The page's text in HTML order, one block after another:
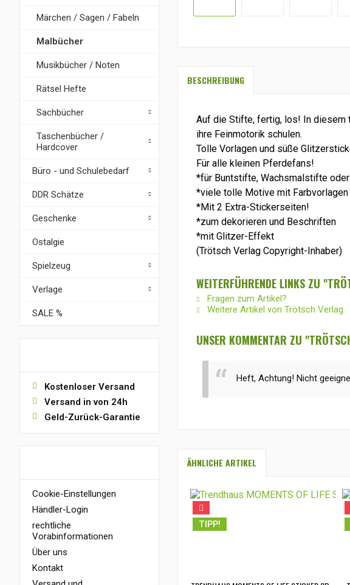
Märchen / Sagen / Fabeln
Malbücher
Musikbücher / Noten
Rätsel Hefte
Sachbücher
Taschenbücher /
Hardcover
Büro - und Schulebedarf
DDR Schätze
Geschenke
Ostalgie
Spielzeug
Verlage
SALE %
Kostenloser Versand
Versand in von 24h
Geld-Zurück-Garantie
Cookie-Einstellungen
Händler-Login
rechtliche
Vorabinformationen
Über uns
Kontakt
BESCHREIBUNG
Auf die Stifte, fertig, los! In diesem
ihre Feinmotorik schulen.
Tolle Vorlagen und süße
Für alle kleinen Pferdefans!
*für Buntstifte, Wachsmalstifte
*viele tolle Motive mit Farbvorlagen
*Mit 2 Extra-Stickerseiten!
*zum dekorieren und Beschriften
*mit Glitzer-Effekt
(Trötsch Verlag Copyright-Inhaber)
WEITERFÜHRENDE LINKS ZU
Fragen zum Artikel?
Weitere Artikel von Trötsch Verlag
UNSER KOMMENTAR ZU
Heft, Achtung! Nicht
ÄHNLICHE ARTIKEL
TIPP!